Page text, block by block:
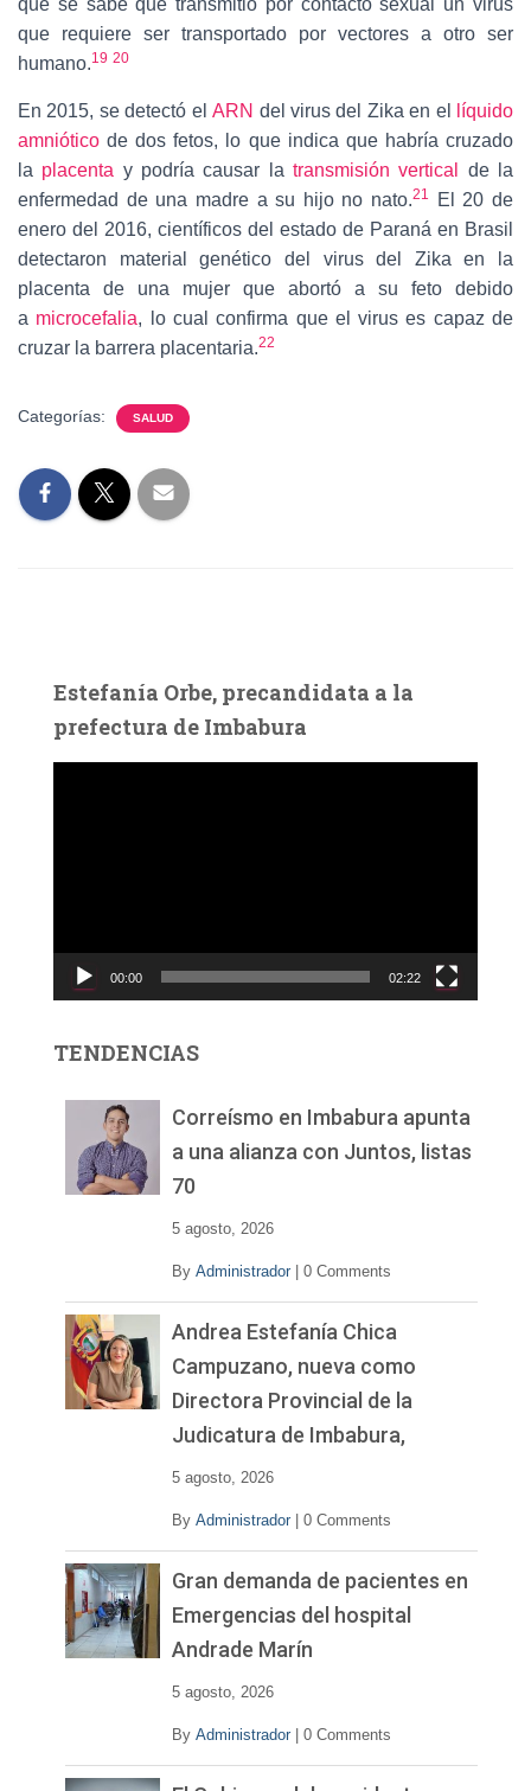
que se sabe que transmitió por contacto sexual un virus
que requiere ser transportado por vectores a otro ser
humano.19 20
En 2015, se detectó elARN del virus del Zika en el
líquido
amniótico de dos fetos, lo que indica que habría cruzado
la placenta y podría causar latransmisión vertical
de la
enfermedad de una madre a su hijo no nato.21
El 20 de
enero del 2016, científicos del estado de Paraná en Brasil
detectaron material genético del virus del Zika en la
placenta de una mujer que abortó a su feto debido
a microcefalia, lo cual confirma que el virus es capaz de
cruzar la barrera placentaria.22
Categorías: SALUD
Estefanía Orbe, precandidata a la
prefectura de Imbabura
c
d
00:00 02:22
TENDENCIAS
Correísmo en Imbabura apunta
a una alianza con Juntos, listas
70
5 agosto, 2026
By Administrador 0 Comments
Andrea Estefanía Chica
Campuzano, nueva como
Directora Provincial de la
Judicatura de Imbabura,
5 agosto, 2026
By Administrador 0 Comments
Gran demanda de pacientes en
Emergencias del hospital
Andrade Marín
5 agosto, 2026
By Administrador 0 Comments